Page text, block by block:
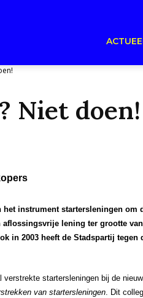
Niet doen!
instrument startersleningen om
lening ter grootte
in 2003 heeft de Stadspartij
startersleningen bij de
van startersleningen. Dit